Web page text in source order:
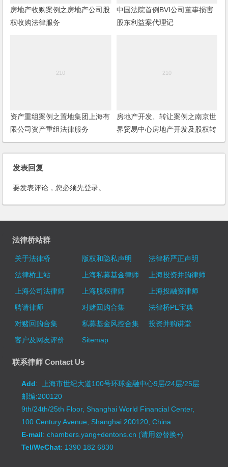
房地产收购案例之房地产公司股
权收购法律服务
中国法院首例BVI公司董事损害
股东利益案代理记
资产重组案例之置地集团上海有
限公司资产重组法律服务
房地产开发、转让案例之南京世
界贸易中心房地产开发及股权转
让项目
发表回复
要发表评论，您必须先登录。
法律桥站群
关于法律桥 版权和隐私声明
法律桥严正声明
法律桥主站
上海私募基金律师
上海投资并购律师
上海公司法律师
上海股权律师
上海投融资律师
聘请律师
对赌回购合集
法律桥PE宝典
对赌回购合集
私募基金风控合集
投资并购讲堂
客户及网友评价
Sitemap
联系律师 Contact Us
Add: 上海市世纪大道100号环球金融中心9层/24层/25层
邮编:200120
9th/24th/25th Floor, Shanghai World Financial Center,
100 Century Avenue, Shanghai 200120, China
E-mail: chambers.yang+dentons.cn (请用@替换+)
Tel/WeChat: 1390 182 6830